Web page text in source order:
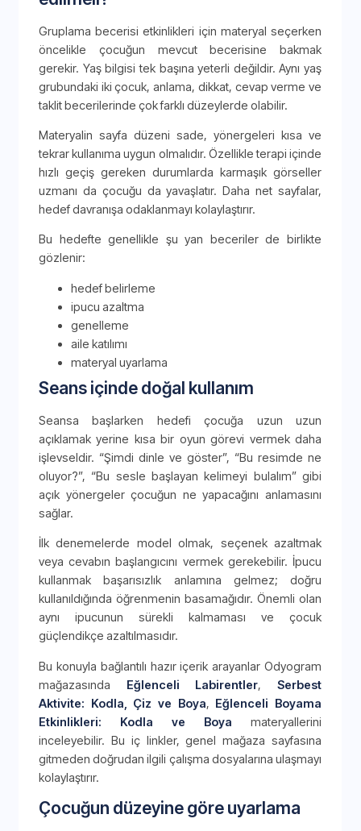
Gruplama becerisi etkinlikleri için materyal seçerken
öncelikle çocuğun mevcut becerisine bakmak
gerekir. Yaş bilgisi tek başına yeterli değildir. Aynı yaş
grubundaki iki çocuk, anlama, dikkat, cevap verme ve
taklit becerilerinde çok farklı düzeylerde olabilir.
Materyalin sayfa düzeni sade, yönergeleri kısa ve
tekrar kullanıma uygun olmalıdır. Özellikle terapi içinde
hızlı geçiş gereken durumlarda karmaşık görseller
uzmanı da çocuğu da yavaşlatır. Daha net sayfalar,
hedef davranışa odaklanmayı kolaylaştırır.
Bu hedefte genellikle şu yan beceriler de birlikte
gözlenir:
hedef belirleme
ipucu azaltma
genelleme
aile katılımı
materyal uyarlama
Seans içinde doğal kullanım
Seansa başlarken hedefi çocuğa uzun uzun
açıklamak yerine kısa bir oyun görevi vermek daha
işlevseldir. “Şimdi dinle ve göster”, “Bu resimde ne
oluyor?”, “Bu sesle başlayan kelimeyi bulalım” gibi
açık yönergeler çocuğun ne yapacağını anlamasını
sağlar.
İlk denemelerde model olmak, seçenek azaltmak
veya cevabın başlangıcını vermek gerekebilir. İpucu
kullanmak başarısızlık anlamına gelmez; doğru
kullanıldığında öğrenmenin basamağıdır. Önemli olan
aynı ipucunun sürekli kalmaması ve çocuk
güçlendikçe azaltılmasıdır.
Bu konuyla bağlantılı hazır içerik arayanlar Odyogram
mağazasında Eğlenceli Labirentler,Serbest
Aktivite: Kodla, Çiz ve Boya, Eğlenceli Boyama
Etkinlikleri: Kodla ve Boya materyallerini
inceleyebilir. Bu iç linkler, genel mağaza sayfasına
gitmeden doğrudan ilgili çalışma dosyalarına ulaşmayı
kolaylaştırır.
Çocuğun düzeyine göre uyarlama